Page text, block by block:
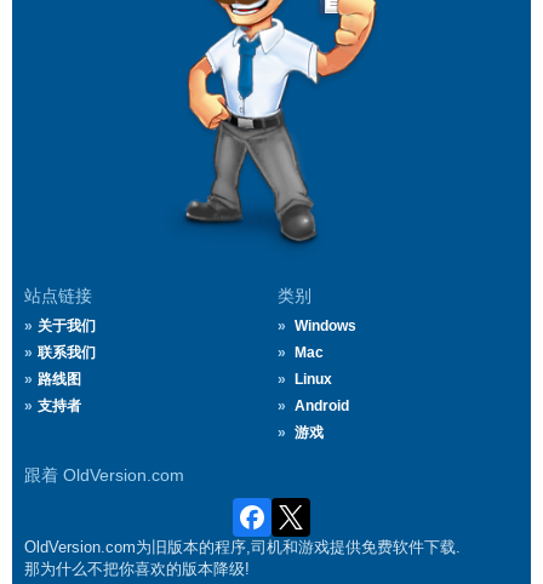
站点链接
关于我们
联系我们
路线图
支持者
类别
Windows
Mac
Linux
Android
游戏
跟着 OldVersion.com
OldVersion.com为旧版本的程序,司机和游戏提供免费软件下载.
那为什么不把你喜欢的版本降级!